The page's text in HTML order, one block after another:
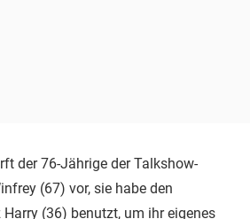
der 76-Jährige der Talkshow-
(67) vor, sie habe den
(36) benutzt, um ihr eigenes